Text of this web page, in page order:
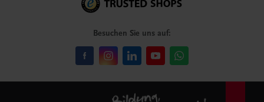
Besuchen Sie uns auf: